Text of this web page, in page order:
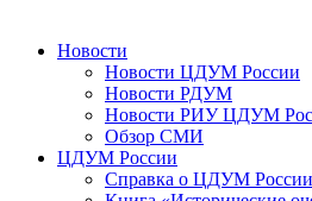
Новости
Новости ЦДУМ России
Новости РДУМ
Новости РИУ ЦДУМ
Обзор СМИ
ЦДУМ России
Справка о ЦДУМ России